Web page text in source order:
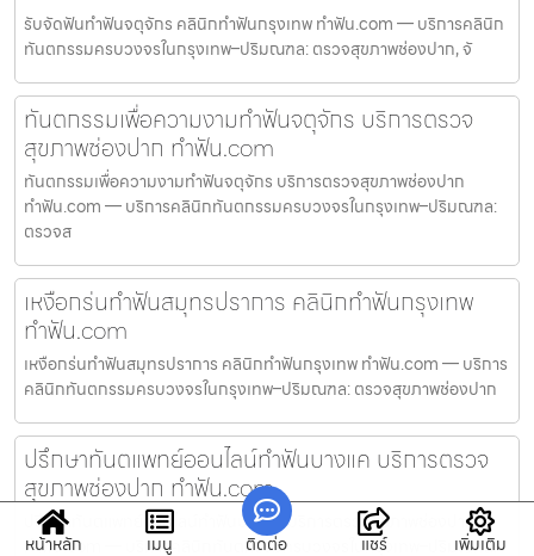
รับจัดฟันทำฟันจตุจักร คลินิกทำฟันกรุงเทพ ทำฟัน.com — บริการคลินิก
ทันตกรรมครบวงจรในกรุงเทพ–ปริมณฑล: ตรวจสุขภาพช่องปาก, จั
ทันตกรรมเพื่อความงามทำฟันจตุจักร บริการตรวจ
สุขภาพช่องปาก ทำฟัน.com
ทันตกรรมเพื่อความงามทำฟันจตุจักร บริการตรวจสุขภาพช่องปาก
ทำฟัน.com — บริการคลินิกทันตกรรมครบวงจรในกรุงเทพ–ปริมณฑล:
ตรวจส
เหงือกร่นทำฟันสมุทรปราการ คลินิกทำฟันกรุงเทพ
ทำฟัน.com
เหงือกร่นทำฟันสมุทรปราการ คลินิกทำฟันกรุงเทพ ทำฟัน.com — บริการ
คลินิกทันตกรรมครบวงจรในกรุงเทพ–ปริมณฑล: ตรวจสุขภาพช่องปาก
ปรึกษาทันตแพทย์ออนไลน์ทำฟันบางแค บริการตรวจ
สุขภาพช่องปาก ทำฟัน.com
ปรึกษาทันตแพทย์ออนไลน์ทำฟันบางแค บริการตรวจสุขภาพช่องปาก
ทำฟัน.com — บริการคลินิกทันตกรรมครบวงจรในกรุงเทพ–ปริมณฑล:
หน้าหลัก เมนู ติดต่อ แชร์ เพิ่มเติม